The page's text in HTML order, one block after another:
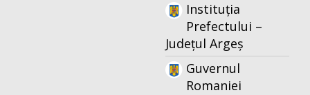
Instituția
Prefectului –
Județul Argeș
Guvernul
Romaniei